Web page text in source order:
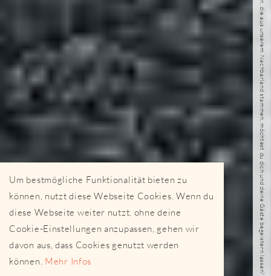
Um bestmögliche Funktionalität bieten zu
können, nutzt diese Webseite Cookies. Wenn du
diese Webseite weiter nutzt, ohne deine
Cookie-Einstellungen anzupassen, gehen wir
davon aus, dass Cookies genutzt werden
können. Mehr Infos Von welchen feinen Gerichten, die aus unserem Nachbarland stammen, möchtest du dich und deine Gäste begeistern lassen?